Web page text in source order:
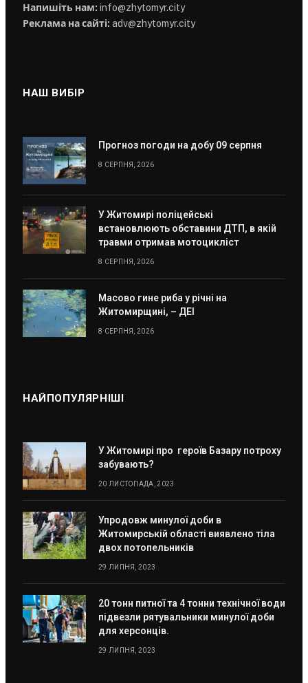
Напишіть нам: info@zhytomyr.city
Реклама на сайті: adv@zhytomyr.city
НАШ ВИБІР
Прогноз погоди на добу 09 серпня
8 СЕРПНЯ, 2026
У Житомирі поліцейські
встановлюють обставини ДТП, в якій
травми отримав мотоцикліст
8 СЕРПНЯ, 2026
Масово гине риба у річні на
Житомирщині, – ДЕІ
8 СЕРПНЯ, 2026
НАЙПОПУЛЯРНІШІ
У Житомирі про героїв Базару потроху
забувають?
20 ЛИСТОПАДА, 2023
Упродовж минулої доби в
Житомирській області виявлено тіла
двох потопельників
29 ЛИПНЯ, 2023
20 тонн питної та 4 тонни технічної води
підвезли рятувальники минулої доби
для херсонців.
29 ЛИПНЯ, 2023